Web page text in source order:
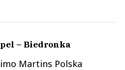
– Biedronka
Martins Polska